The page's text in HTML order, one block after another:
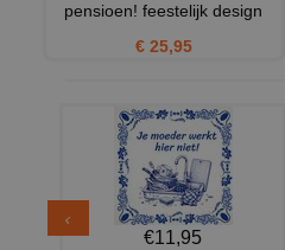
pensioen! feestelijk design
€ 25,95
€11,95